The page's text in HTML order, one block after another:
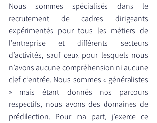
Nous sommes spécialisés dans le
recrutement de cadres dirigeants
expérimentés pour tous les métiers de
l’entreprise et différents secteurs
d’activités, sauf ceux pour lesquels nous
n’avons aucune compréhension ni aucune
clef d’entrée. Nous sommes « généralistes
» mais étant donnés nos parcours
respectifs, nous avons des domaines de
prédilection. Pour ma part, j’exerce ce